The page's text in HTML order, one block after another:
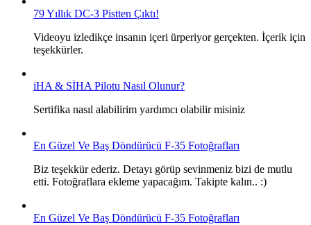
79 Yıllık DC-3 Pistten Çıktı!
Videoyu izledikçe insanın içeri ürperiyor gerçekten. İçerik için
teşekkürler.
iHA & SİHA Pilotu Nasıl Olunur?
Sertifika nasıl alabilirim yardımcı olabilir misiniz
En Güzel Ve Baş Döndürücü F-35 Fotoğrafları
Biz teşekkür ederiz. Detayı görüp sevinmeniz bizi de mutlu
etti. Fotoğraflara ekleme yapacağım. Takipte kalın.. :)
En Güzel Ve Baş Döndürücü F-35 Fotoğrafları